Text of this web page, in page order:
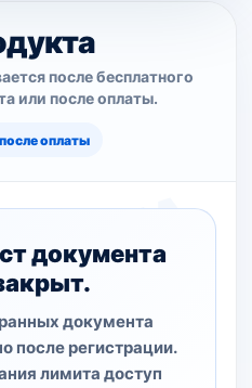
после бесплатного
или после оплаты.
оплаты
документа
документа
после регистрации.
лимита доступ